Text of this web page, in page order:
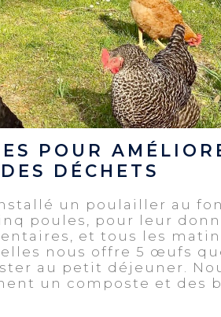
POUR
DÉCHETS
un poulailler au
poules, pour leur
et tous les
nous offre 5 œufs
au petit déjeuner.
un composte et des